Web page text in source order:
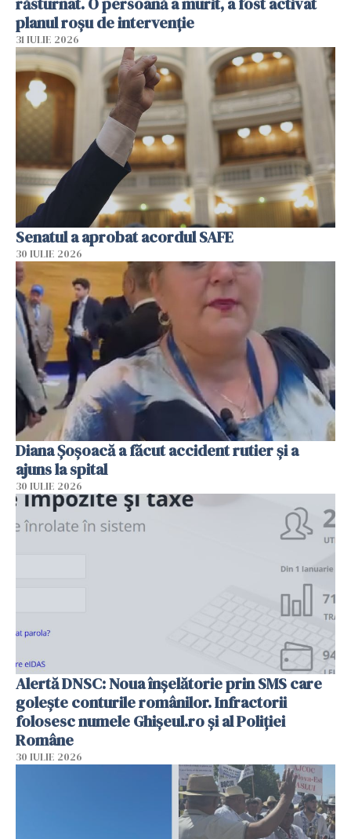
planul roșu de intervenție
31 IULIE 2026
Senatul a aprobat acordul SAFE
30 IULIE 2026
Diana Șoșoacă a făcut accident rutier și a
ajuns la spital
30 IULIE 2026
Alertă DNSC: Noua înșelătorie prin SMS care
golește conturile românilor. Infractorii
folosesc numele Ghișeul.ro și al Poliției
Române
30 IULIE 2026